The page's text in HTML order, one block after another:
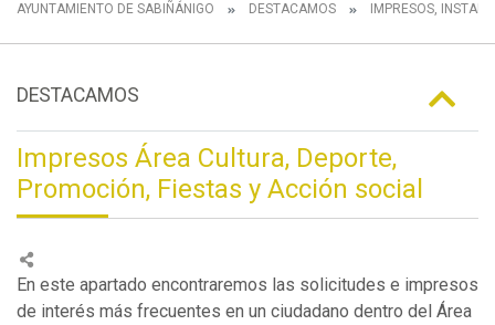
AYUNTAMIENTO DE SABIÑÁNIGO DESTACAMOS IMPRESOS,
DESTACAMOS
Impresos Área Cultura, Deporte,
Promoción, Fiestas y Acción social
En este apartado encontraremos las solicitudes e impresos
de interés más frecuentes en un ciudadano dentro del Área